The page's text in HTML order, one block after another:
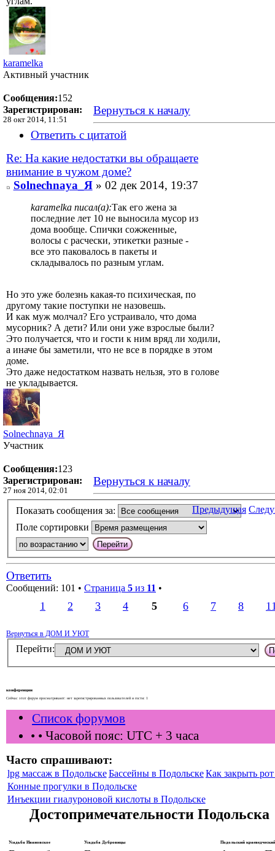
karamelka
Активный участник
Сообщения:152
Зарегистрирован:
28 окт 2014, 11:51
Вернуться к началу
Ответить с цитатой
Re: На какие недостатки вы обращаете
внимание в чужом доме?
Solnechnaya_Я» 02 дек 2014, 19:37
karamelka писал(а):Так его жена за
последние лет 10 не выносила мусор из
дома вообще. Спички сожженные,
волосы с расчески, этикетки разные -
все это паковалось в пакеты и
складывалось по разным углам.
Но это уже болезнь какая-то психическая, по
другому такие поступки не назовешь.
И как муж молчал? Его устраивало, что дома
мусорник? А дети? Или они уже взрослые были?
Это получается, что и гости к ним вряд ли ходили,
а иначе бы заметили, что не все в порядке в этом
доме.
Это даже недостатком назвать нельзя, это в голове
не укладывается.
Solnechnaya_Я
Участник
Сообщения:123
Зарегистрирован:
27 ноя 2014, 02:01
Вернуться к началу
Предыдущая
Показать сообщения за:
Поле сортировки
Ответить
Сообщений: 101 • Страница 5 из 11 •
1 2 3 4 5 6 7 8
Вернуться в ДОМ И УЮТ
Перейти:
конференции
Сейчас этот форум просматривают: нет зарегистрированных пользователей и гости: 1
Список форумов
• • Часовой пояс: UTC + 3 часа
Часто спрашивают:
lpg массаж в Подольске Бассейны в ПодольскеКак закрыть
Конные прогулки в Подольске
Инъекции гиалуроновой кислоты в Подольске
Достопримечательности Подольска
Усадьба Ивановское Усадьба Дубровицы Подольский